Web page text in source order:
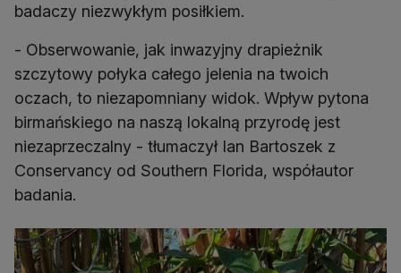
badaczy niezwykłym posiłkiem.
- Obserwowanie, jak inwazyjny drapieżnik
szczytowy połyka całego jelenia na twoich
oczach, to niezapomniany widok. Wpływ pytona
birmańskiego na naszą lokalną przyrodę jest
niezaprzeczalny - tłumaczył Ian Bartoszek z
Conservancy od Southern Florida, współautor
badania.